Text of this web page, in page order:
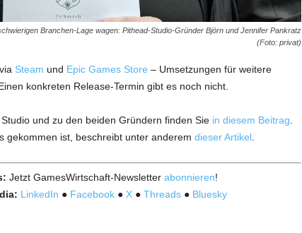
Branchen-Lage wagen: Pithead-Studio-Gründer Björn und Jennifer Pankratz
(Foto: privat)
Steam und Epic Games Store – Umsetzungen für weitere
konkreten Release-Termin gibt es noch nicht.
und zu den beiden Gründern finden Sie in diesem Beitrag
gekommen ist, beschreibt unter anderem dieser Artikel.
Jetzt GamesWirtschaft-Newsletter abonnieren!
LinkedIn ● Facebook● X● Threads● Bluesky